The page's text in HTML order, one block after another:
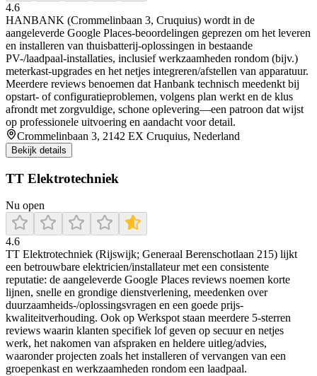
4.6
HANBANK (Crommelinbaan 3, Cruquius) wordt in de
aangeleverde Google Places-beoordelingen geprezen om het leveren
en installeren van thuisbatterij-oplossingen in bestaande
PV-/laadpaal-installaties, inclusief werkzaamheden rondom (bijv.)
meterkast-upgrades en het netjes integreren/afstellen van apparatuur.
Meerdere reviews benoemen dat Hanbank technisch meedenkt bij
opstart- of configuratieproblemen, volgens plan werkt en de klus
afrondt met zorgvuldige, schone oplevering—een patroon dat wijst
op professionele uitvoering en aandacht voor detail.
Crommelinbaan 3, 2142 EX Cruquius, Nederland
Bekijk details
TT Elektrotechniek
Nu open
4.6
TT Elektrotechniek (Rijswijk; Generaal Berenschotlaan 215) lijkt
een betrouwbare elektricien/installateur met een consistente
reputatie: de aangeleverde Google Places reviews noemen korte
lijnen, snelle en grondige dienstverlening, meedenken over
duurzaamheids-/oplossingsvragen en een goede prijs-
kwaliteitverhouding. Ook op Werkspot staan meerdere 5-sterren
reviews waarin klanten specifiek lof geven op secuur en netjes
werk, het nakomen van afspraken en heldere uitleg/advies,
waaronder projecten zoals het installeren of vervangen van een
groepenkast en werkzaamheden rondom een laadpaal.